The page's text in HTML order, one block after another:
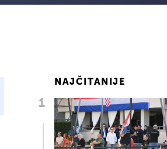
NAJČITANIJE